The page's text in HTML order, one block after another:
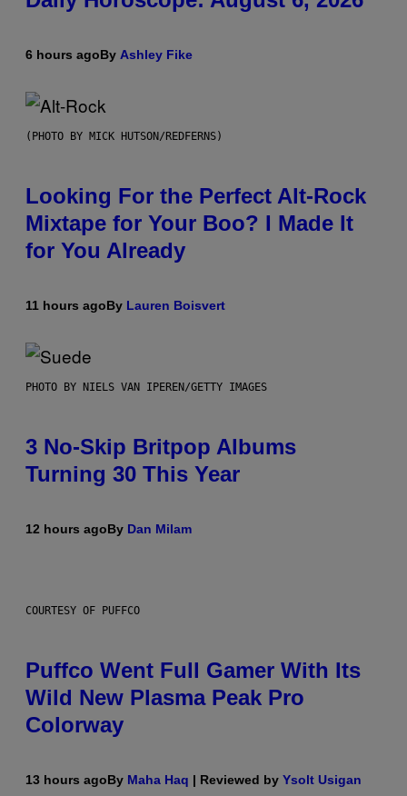
6 hours agoBy Ashley Fike
(PHOTO BY MICK HUTSON/REDFERNS)
Looking For the Perfect Alt-Rock
Mixtape for Your Boo? I Made It
for You Already
11 hours agoBy Lauren Boisvert
PHOTO BY NIELS VAN IPEREN/GETTY IMAGES
3 No-Skip Britpop Albums
Turning 30 This Year
12 hours agoBy Dan Milam
COURTESY OF PUFFCO
Puffco Went Full Gamer With Its
Wild New Plasma Peak Pro
Colorway
13 hours agoBy Maha Haq | Reviewed by Ysolt Usigan